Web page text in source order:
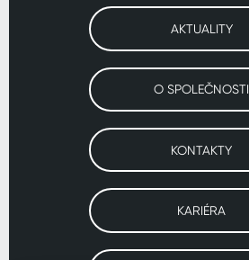
AKTUALITY
O SPOLEČNOSTI
KONTAKTY
KARIÉRA